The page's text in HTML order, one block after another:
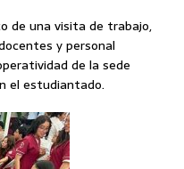
de una visita de trabajo,
y personal
de la sede
el estudiantado.